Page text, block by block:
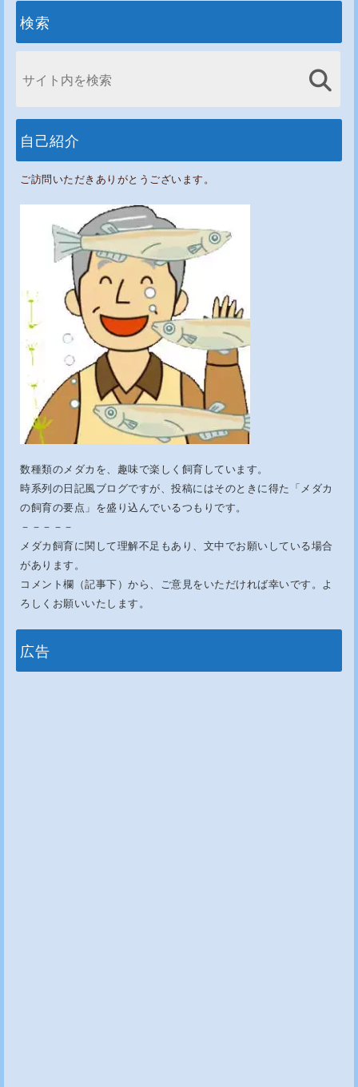
検索
自己紹介
ご訪問いただきありがとうございます。
数種類のメダカを、趣味で楽しく飼育しています。
時系列の日記風ブログですが、投稿にはそのときに得た「メダカ
の飼育の要点」を盛り込んでいるつもりです。
－－－－－
メダカ飼育に関して理解不足もあり、文中でお願いしている場合
があります。
コメント欄（記事下）から、ご意見をいただければ幸いです。よ
ろしくお願いいたします。
広告